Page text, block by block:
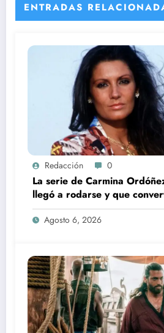
ENTRADAS
Redacción 0
La serie de Carmina
llegó a rodarse y que
Pantoja en la gran
Agosto 6, 2026